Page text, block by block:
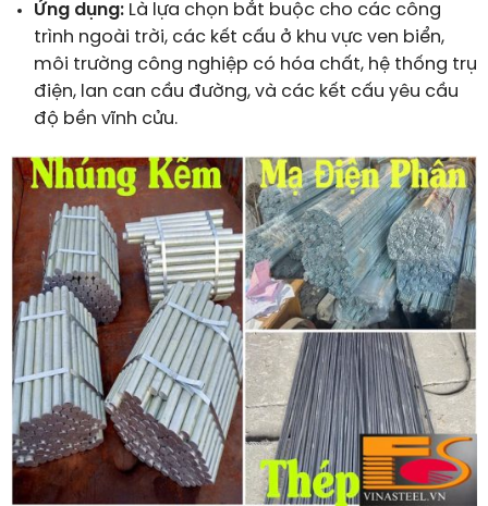
Ứng dụng:Là lựa chọn bắt buộc cho các công
trình ngoài trời, các kết cấu ở khu vực ven biển,
môi trường công nghiệp có hóa chất, hệ thống trụ
điện, lan can cầu đường, và các kết cấu yêu cầu
độ bền vĩnh cửu.